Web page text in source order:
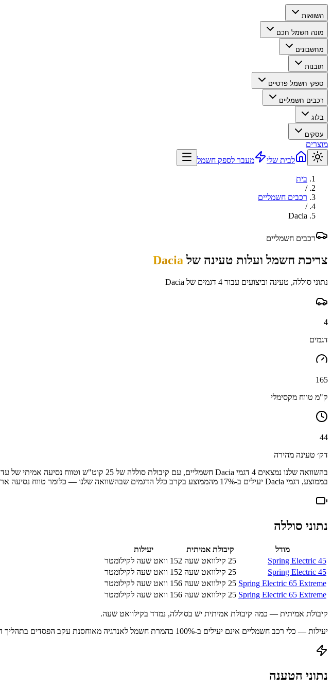
השוואות
מונה חשמל חכם
מחשבונים
תובנות
ספקי חשמל פרטיים
רכבים חשמליים
בלוג
עסקים
מוצרים
לבית שלי
מעבר לספק חשמל
בית
/
רכבים חשמליים
/
Dacia
רכבים חשמליים
צריכת חשמל ועלות טעינה של Dacia
נתוני סוללה, טעינה וביצועים עבור 4 דגמים של Dacia
4
דגמים
165
ק"מ טווח מקסימלי
44
דק׳ טעינה מהירה
בהשוואה שלנו נמצאים 4 דגמי Dacia חשמליים, עם קיבולת סוללה של 25 קוט"ש וטווח נסיעה אמיתי של עד
בממוצע, דגמי Dacia יעילים ב- 17% מהממוצע בקרב כלל הדגמים שבהשוואה שלנו — כלומר טווח נסיעה ארוך יותר מכל קוט"ש בסוללה.
נתוני סוללה
מודל קיבולת אמיתית
יעילות
Spring Electric 45
25 קילוואט שעה 152 וואט שעה לקילומטר
Spring Electric 45
25 קילוואט שעה 152 וואט שעה לקילומטר
Spring Electric 65 Extreme
25 קילוואט שעה 156 וואט שעה לקילומטר
Spring Electric 65 Extreme
25 קילוואט שעה 156 וואט שעה לקילומטר
קיבולת אמיתית — כמה קיבולת אמיתית יש בסוללה, נמדד בקילוואט שעה.
יעילות — כלי רכב חשמליים אינם יעילים ב-100% בהמרת חשמל לאנרגיה מאוחסנת עקב הפסדים בתהליך הטעינה.
נתוני הטענה